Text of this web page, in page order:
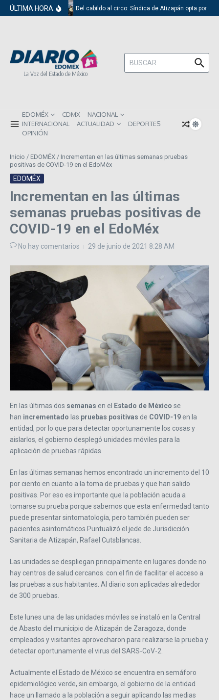
Saltar al contenido
ÚLTIMA HORA Del cabildo al circo: Síndica de Atizapán opta por el
La Voz del Estado de México
Buscar:
EDOMÉX CDMX
NACIONAL
INTERNACIONAL
ACTUALIDAD
DEPORTES
OPINIÓN
Inicio / EDOMÉX / Incrementan en las últimas semanas pruebas
positivas de COVID-19 en el EdoMéx
EDOMÉX
Incrementan en las últimas
semanas pruebas positivas de
COVID-19 en el EdoMéx
No hay comentarios 29 de junio de 2021 8:28 AM
En las últimas dos semanas en el Estado de México se
han incrementado las pruebas positivas de COVID-19en la
entidad, por lo que para detectar oportunamente los cosas y
aislarlos, el gobierno desplegó unidades móviles para la
aplicación de pruebas rápidas.
En las últimas semanas hemos encontrado un incremento del 10
por ciento en cuanto a la toma de pruebas y que han salido
positivas. Por eso es importante que la población acuda a
tomarse su prueba porque sabemos que esta enfermedad tanto
puede presentar sintomatología, pero también pueden ser
pacientes asintomáticos.Puntualizó el jede de Jurisdicción
Sanitaria de Atizapán, Rafael Cutsblancas.
Las unidades se despliegan principalmente en lugares donde no
hay centros de salud cercanos. con el fin de facilitar el acceso a
las pruebas a sus habitantes. Al diario son aplicadas alrededor
de 300 pruebas.
Este lunes una de las unidades móviles se instaló en la Central
de Abasto del municipio de Atizapán de Zaragoza, donde
empleados y visitantes aprovecharon para realizarse la prueba y
detectar oportunamente el virus del SARS-CoV-2.
Actualmente el Estado de México se encuentra en semáforo
epidemiológico verde, sin embargo, el gobierno de la entidad
hace un llamado a la población a seguir aplicando las medias